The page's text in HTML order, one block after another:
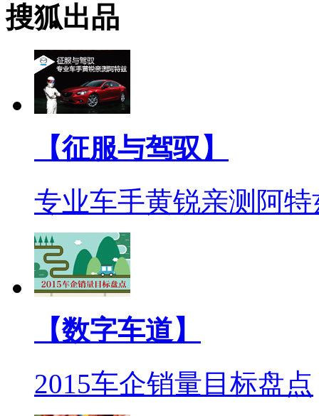
搜狐出品
【征服与驾驭】
专业车手黄锐亲测阿特
【数字车道】
2015车企销量目标盘点